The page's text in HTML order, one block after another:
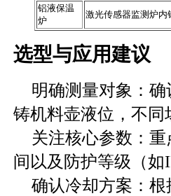
铝液保温
炉
激光传感器监测炉内
选型与应用建议
明确测量对象：
铸机料壶液位，不
关注核心参数：
间以及防护等级（如
确认冷却方案：